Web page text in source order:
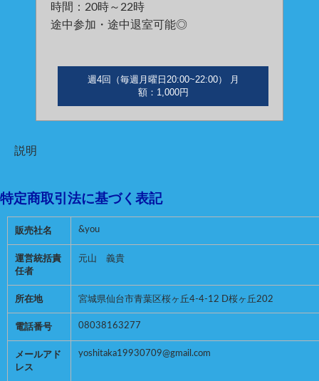
時間：20時～22時
途中参加・途中退室可能◎
週4回（毎週月曜日20:00~22:00） 月
額：1,000円
説明
特定商取引法に基づく表記
販売社名 &you
運営統括責
任者
元山 義貴
所在地 宮城県仙台市青葉区桜ヶ丘4-4-12 D桜ヶ丘202
電話番号 08038163277
メールアド
レス
yoshitaka19930709@gmail.com